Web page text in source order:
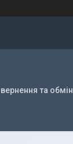
та обмін